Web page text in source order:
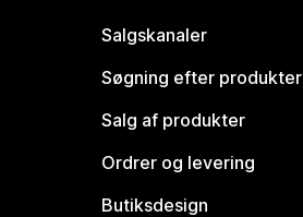
Salgskanaler
Søgning efter produkter
Salg af produkter
Ordrer og levering
Butiksdesign